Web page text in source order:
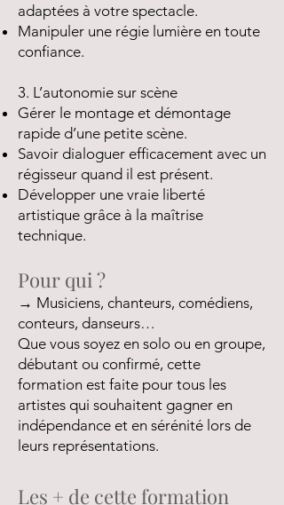
adaptées à votre spectacle.
Manipuler une régie lumière en toute
confiance.
3. L’autonomie sur scène
Gérer le montage et démontage
rapide d’une petite scène.
Savoir dialoguer efficacement avec un
régisseur quand il est présent.
Développer une vraie liberté
artistique grâce à la maîtrise
technique.
Pour qui ?
→ Musiciens, chanteurs, comédiens,
conteurs, danseurs…
Que vous soyez en solo ou en groupe,
débutant ou confirmé, cette
formation est faite pour tous les
artistes qui souhaitent gagner en
indépendance et en sérénité lors de
leurs représentations.
Les + de cette formation